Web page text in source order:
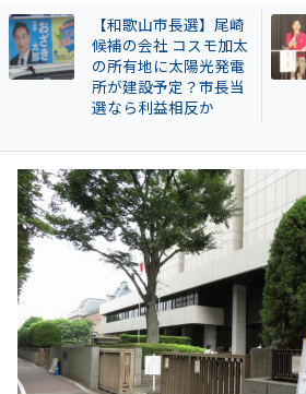
市長選】尾崎
社 コスモ加太
に太陽光発電
予定？市長当
【岐南町】
動その後 議
〝謎ルール
会は混乱！